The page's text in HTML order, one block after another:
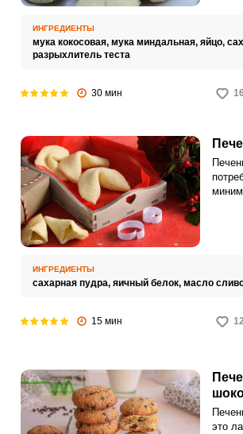
ИНГРЕДИЕНТЫ
мука кокосовая, мука миндальная, яйцо,
разрыхлитель теста
30 мин
ИНГРЕДИЕНТЫ
сахарная пудра, яичный белок, масло
15 мин
это